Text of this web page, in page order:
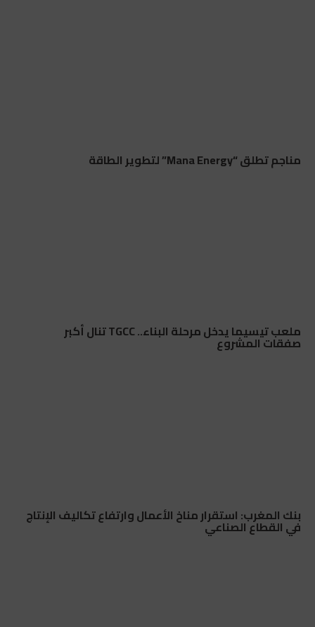
مناجم تطلق “Mana Energy” لتطوير الطاقة
ملعب تيسيما يدخل مرحلة البناء.. TGCC تنال أكبر
صفقات المشروع
بنك المغرب: استقرار مناخ الأعمال وارتفاع تكاليف الإنتاج
في القطاع الصناعي